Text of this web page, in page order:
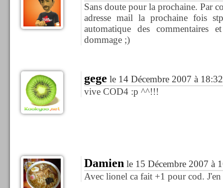
Sans doute pour la prochaine. Par
adresse mail la prochaine fois
automatique des commentaires
dommage ;)
gege le 14 Décembre 2007 à 18:32
vive COD4 :p ^^!!!
Damien le 15 Décembre 2007 à
Avec lionel ca fait +1 pour cod.